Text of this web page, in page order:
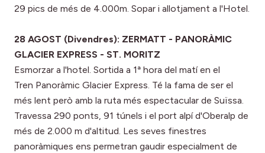
29 pics de més de 4.000m. Sopar i allotjament a l'Hotel.
28 AGOST (Divendres): ZERMATT - PANORÀMIC
GLACIER EXPRESS - ST. MORITZ
Esmorzar a l'hotel. Sortida a 1ª hora del matí en el
Tren Panoràmic Glacier Express. Té la fama de ser el
més lent però amb la ruta més espectacular de Suïssa.
Travessa 290 ponts, 91 túnels i el port alpí d'Oberalp de
més de 2.000 m d'altitud. Les seves finestres
panoràmiques ens permetran gaudir especialment de